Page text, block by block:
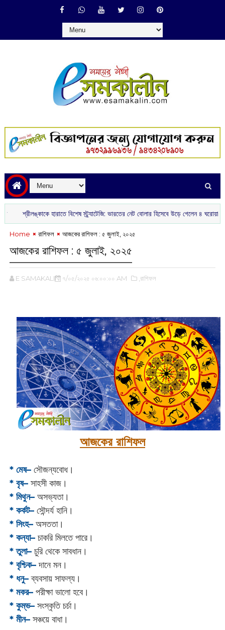
শ্রীলঙ্কাকে হারাতে বিশেষ স্ট্র্যাটেজি: ভারতের নেট বোলার হিসেবে উড়ে গেলেন ৪ ঘরোয়া স্পিনার
Home রাশিফল আজকের রাশিফল :‌ ৫ জুলাই, ২০২৫
আজকের রাশিফল :‌ ৫ জুলাই, ২০২৫
E SAMAKALIN ৭/০৫/২০২৫ ০৬:০০:০০ AM ,রাশিফল
আজকের রাশিফল
* মেষ–সৌজন্যবোধ।
* বৃষ–সাহসী কাজ।
* মিথুন–অসভ্যতা।
* কর্কট–সৌন্দর্য হানি।
* সিংহ–অসততা।
* কন্যা–চাকরি মিলতে পারে।
* তুলা–চুরি থেকে সাবধান।
* বৃশ্চিক–দানে মন।
* ধনু–ব্যবসায় সাফল্য।
* মকর–পরীক্ষা ভালো হবে।‌
* কুম্ভ–সংস্কৃতি চর্চা।
* মীন–সঞ্চয়ে বাধা।‌‌‌‌‌